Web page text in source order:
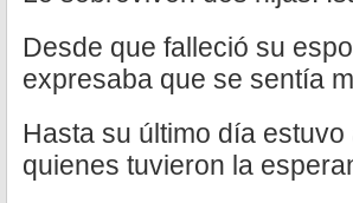
Desde que falleció su
expresaba que se sentía
Hasta su último día
quienes tuvieron la